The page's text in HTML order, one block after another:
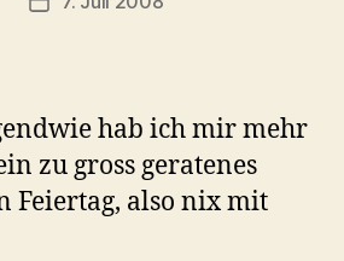
hab ich mir mehr
zu gross geratenes
Feiertag, also nix mit